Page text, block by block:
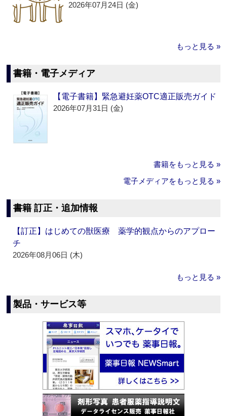
2026年07月24日 (金)
もっと見る »
書籍・電子メディア
【電子書籍】緊急避妊薬OTC適正販売ガイド
2026年07月31日 (金)
書籍をもっと見る »
電子メディアをもっと見る »
書籍 訂正・追加情報
【訂正】はじめての獣医療 薬学的観点からのアプロー
チ
2026年08月06日 (木)
もっと見る »
製品・サービス等